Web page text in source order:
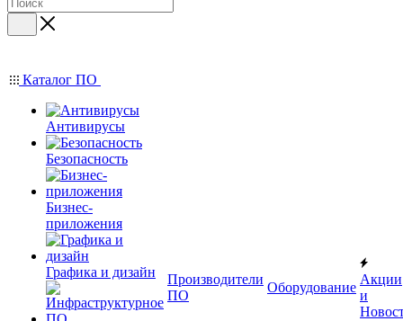
Каталог ПО
Антивирусы
Безопасность
Бизнес-
приложения
Графика и дизайн
Производители
ПО
Оборудование
Акции
и